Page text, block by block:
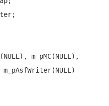
NULL ), m_pMC(NULL ),
NULL )